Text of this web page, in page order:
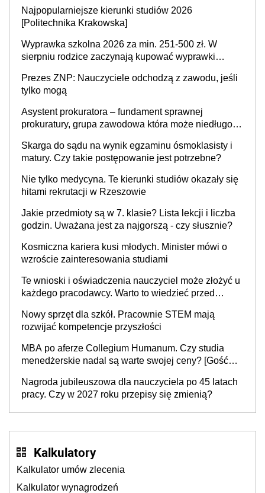
Najpopularniejsze kierunki studiów 2026
[Politechnika Krakowska]
Wyprawka szkolna 2026 za min. 251-500 zł. W
sierpniu rodzice zaczynają kupować wyprawki
ponad 1 tys. zł
Prezes ZNP: Nauczyciele odchodzą z zawodu, jeśli
tylko mogą
Asystent prokuratora – fundament sprawnej
prokuratury, grupa zawodowa która może niedługo
Skarga do sądu na wynik egzaminu ósmoklasisty i
matury. Czy takie postępowanie jest potrzebne?
Nie tylko medycyna. Te kierunki studiów okazały się
hitami rekrutacji w Rzeszowie
Jakie przedmioty są w 7. klasie? Lista lekcji i liczba
godzin. Uważana jest za najgorszą - czy słusznie?
Kosmiczna kariera kusi młodych. Minister mówi o
wzroście zainteresowania studiami
Te wnioski i oświadczenia nauczyciel może złożyć u
każdego pracodawcy. Warto to wiedzieć przed
Nowy sprzęt dla szkół. Pracownie STEM mają
rozwijać kompetencje przyszłości
MBA po aferze Collegium Humanum. Czy studia
menedżerskie nadal są warte swojej ceny? [Gość
Nagroda jubileuszowa dla nauczyciela po 45 latach
pracy. Czy w 2027 roku przepisy się zmienią?
Kalkulatory
Kalkulator umów zlecenia
Kalkulator wynagrodzeń